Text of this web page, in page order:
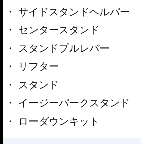
サイドスタンドヘルパー
センタースタンド
スタンドプルレバー
リフター
スタンド
イージーパークスタンド
ローダウンキット